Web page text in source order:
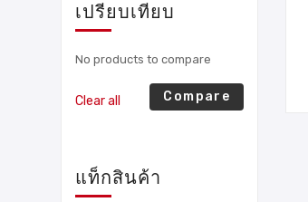
ดลวด
เปรียบเทียบ
No products to compare
Clear all Compare
แท็กสินค้า